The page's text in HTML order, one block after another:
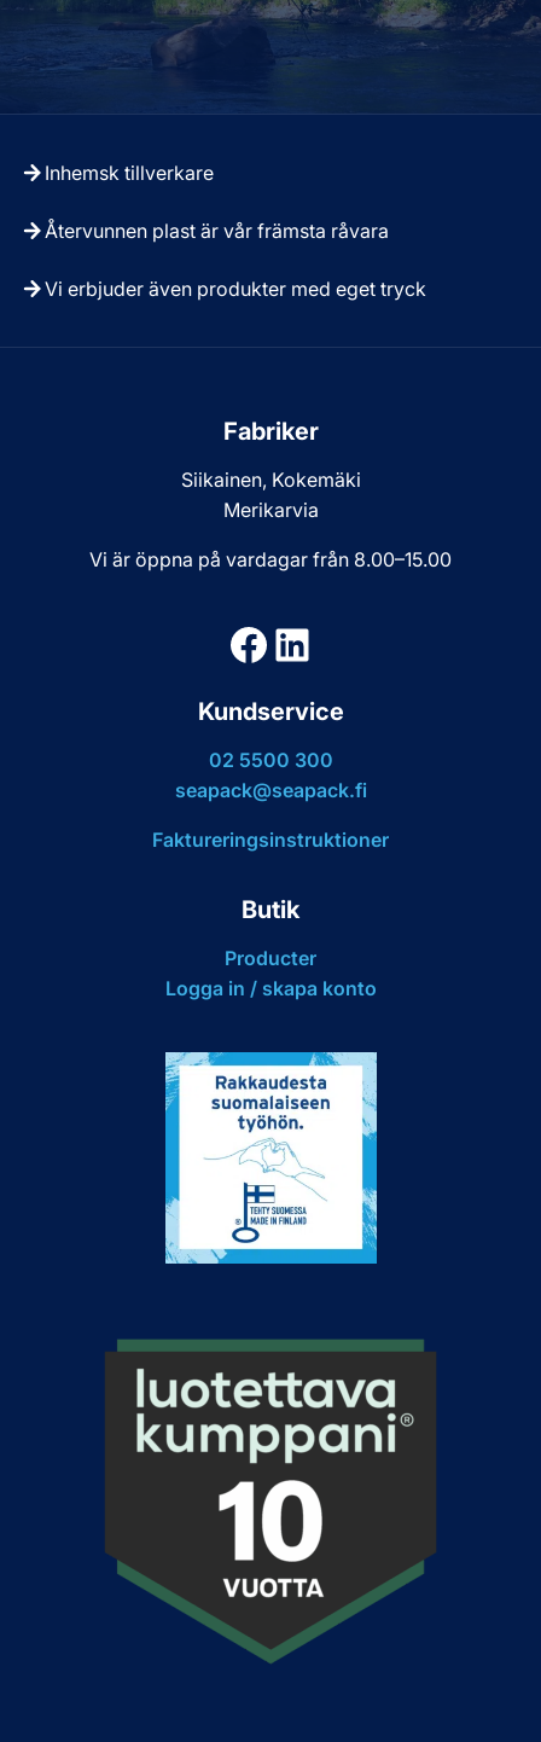
Inhemsk tillverkare
Återvunnen plast är vår främsta råvara
Vi erbjuder även produkter med eget tryck
Fabriker
Siikainen, Kokemäki
Merikarvia
Vi är öppna på vardagar från 8.00–15.00
Facebook
LinkedIn
Kundservice
02 5500 300
seapack@seapack.fi
Faktureringsinstruktioner
Butik
Producter
Logga in / skapa konto